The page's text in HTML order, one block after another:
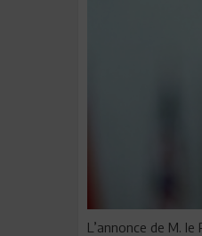
L’annonce de M.